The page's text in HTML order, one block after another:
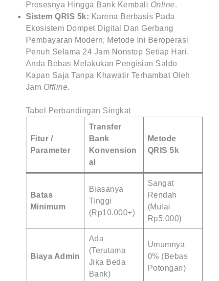
Prosesnya Hingga Bank Kembali Online.
Sistem QRIS 5k: Karena Berbasis Pada
Ekosistem Dompet Digital Dan Gerbang
Pembayaran Modern, Metode Ini Beroperasi
Penuh Selama 24 Jam Nonstop Setiap Hari.
Anda Bebas Melakukan Pengisian Saldo
Kapan Saja Tanpa Khawatir Terhambat Oleh
Jam Offline.
Tabel Perbandingan Singkat
Fitur /
Parameter
Transfer
Bank
Konvension
Al
Metode
QRIS 5k
Batas
Minimum
Biasanya
Tinggi
(Rp10.000+)
Sangat
Rendah
(Mulai
Rp5.000)
Biaya Admin
Ada
(Terutama
Jika Beda
Bank)
Umumnya
0% (Bebas
Potongan)